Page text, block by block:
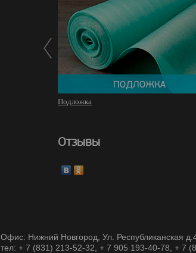
Подложка
Отзывы
Офис: Нижний Новгород, Ул. Республиканская
тел: + 7 (831) 213-52-32, + 7 905 193-40-78, + 7